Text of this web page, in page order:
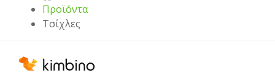
Προϊόντα
Τσίχλες